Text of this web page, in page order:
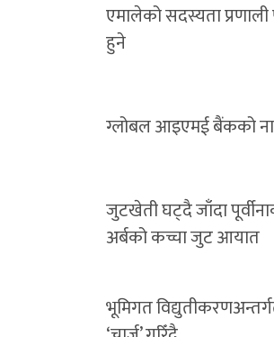
एमालेको सदस्यता प्रणाली
हुने
ग्लोबल आइएमई बैंकको
जुटखेती घट्दै जाँदा
अर्बको कच्चा जुट आयात
भूमिगत